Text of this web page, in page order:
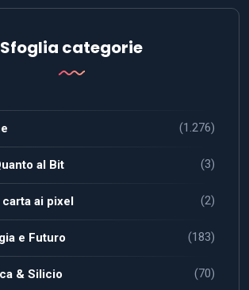
Sfoglia categorie
(1.276)
al Bit (3)
carta ai pixel (2)
e Futuro (183)
& Silicio (70)